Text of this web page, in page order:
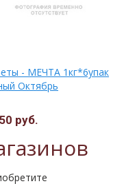
- МЕЧТА 1кг*6упак
Октябрь
руб.